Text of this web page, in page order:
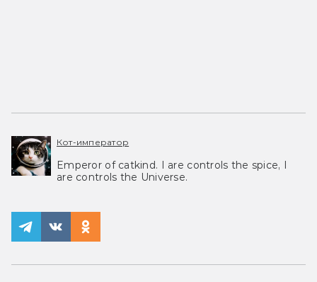
Кот-император
Emperor of catkind. I are controls the spice, I
are controls the Universe.